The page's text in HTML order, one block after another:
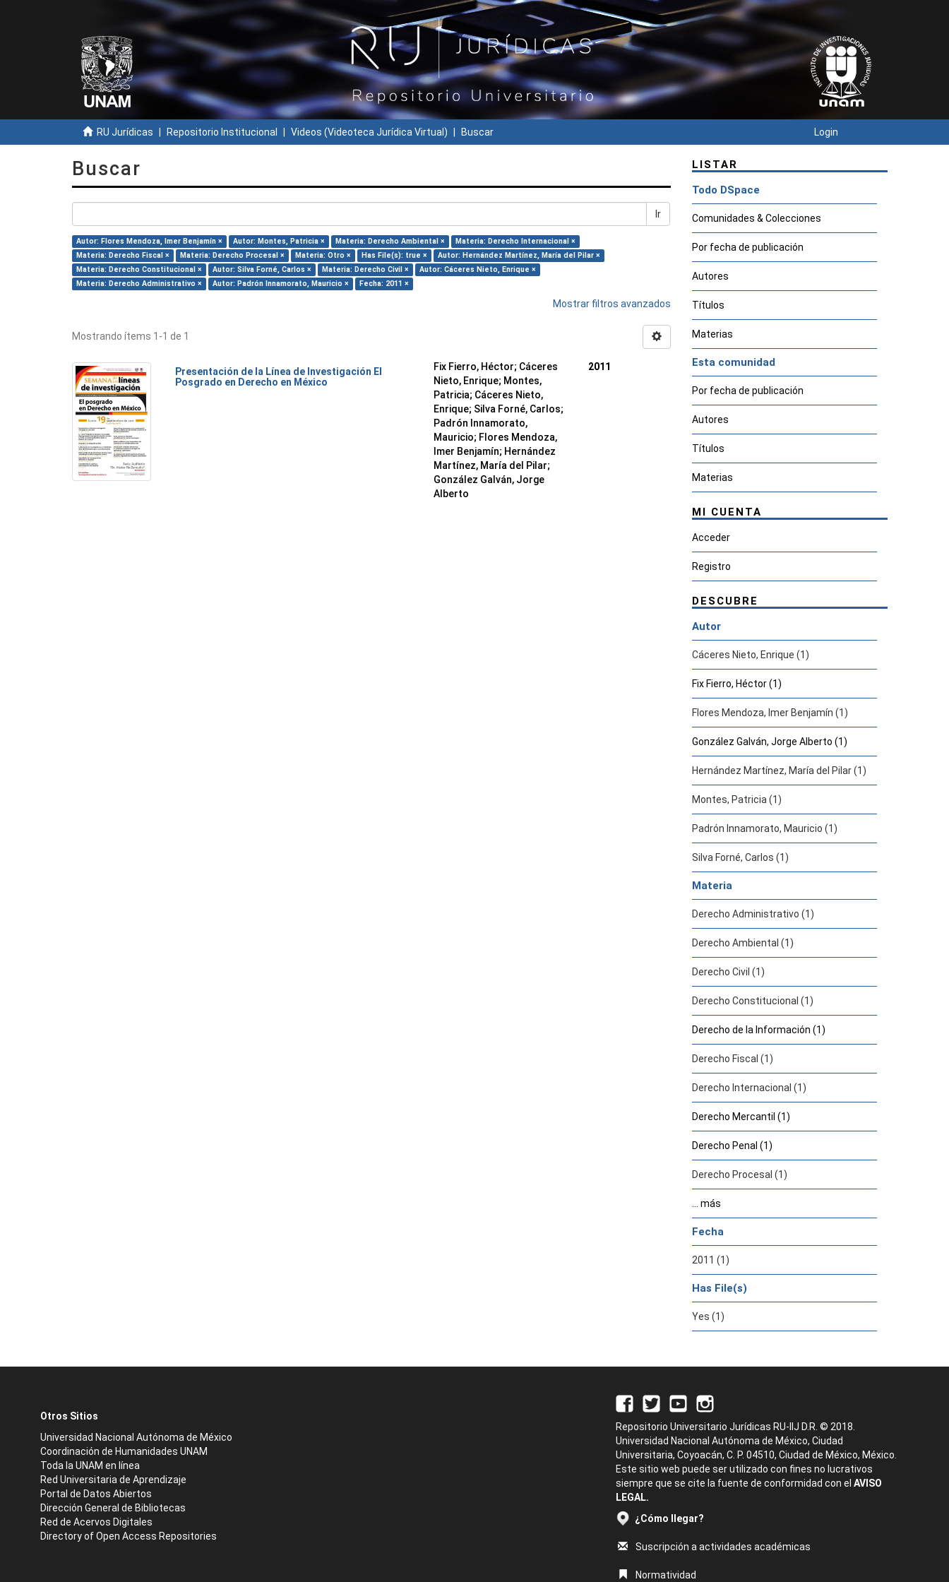
RU Jurídicas Repositorio Institucional Videos (Videoteca Jurídica Virtual) Buscar Login
Buscar
Ir
Autor: Flores Mendoza, Imer Benjamín × Autor: Montes, Patricia × Materia: Derecho Ambiental ×
Materia: Derecho Internacional ×
Materia: Derecho Fiscal ×
Materia: Derecho Procesal × Materia: Otro × Has File(s): true ×
Autor: Hernández Martínez, María del Pilar ×
Materia: Derecho Constitucional ×
Autor: Silva Forné, Carlos × Materia: Derecho Civil ×
Autor: Cáceres Nieto, Enrique ×
Materia: Derecho Administrativo ×
Autor: Padrón Innamorato, Mauricio × Fecha: 2011 ×
Mostrar filtros avanzados
Mostrando ítems 1-1 de 1
Presentación de la Línea de Investigación El
Posgrado en Derecho en México
Fix Fierro, Héctor; Cáceres
Nieto, Enrique; Montes,
Patricia; Cáceres Nieto,
Enrique; Silva Forné, Carlos;
Padrón Innamorato,
Mauricio; Flores Mendoza,
Imer Benjamín; Hernández
Martínez, María del Pilar;
González Galván, Jorge
Alberto
2011
LISTAR
Todo DSpace
Comunidades & Colecciones
Por fecha de publicación
Autores
Títulos
Materias
Esta comunidad
Por fecha de publicación
Autores
Títulos
Materias
MI CUENTA
Acceder
Registro
DESCUBRE
Autor
Cáceres Nieto, Enrique (1)
Fix Fierro, Héctor (1)
Flores Mendoza, Imer Benjamín (1)
González Galván, Jorge Alberto (1)
Hernández Martínez, María del Pilar (1)
Montes, Patricia (1)
Padrón Innamorato, Mauricio (1)
Silva Forné, Carlos (1)
Materia
Derecho Administrativo (1)
Derecho Ambiental (1)
Derecho Civil (1)
Derecho Constitucional (1)
Derecho de la Información (1)
Derecho Fiscal (1)
Derecho Internacional (1)
Derecho Mercantil (1)
Derecho Penal (1)
Derecho Procesal (1)
... más
Fecha
2011 (1)
Has File(s)
Yes (1)
Otros Sitios
Universidad Nacional Autónoma de México
Coordinación de Humanidades UNAM
Toda la UNAM en línea
Red Universitaria de Aprendizaje
Portal de Datos Abiertos
Dirección General de Bibliotecas
Red de Acervos Digitales
Directory of Open Access Repositories
Repositorio Universitario Jurídicas RU-IIJ D.R. © 2018.
Universidad Nacional Autónoma de México, Ciudad
Universitaria, Coyoacán, C. P. 04510, Ciudad de México, México.
Este sitio web puede ser utilizado con fines no lucrativos
siempre que se cite la fuente de conformidad con el AVISO
LEGAL.
¿Cómo llegar?
Suscripción a actividades académicas
Normatividad